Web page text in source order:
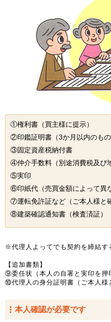
①権利書（買主様に提示）
②印鑑証明書（3か月以内のもの
③固定資産税納付書
④仲介手数料（別途消費税及び
⑤実印
⑥印紙代（売買金額によって異
⑦運転免許証など（ご本人様と
⑧建築確認通知書（検査済証）
※代理人よってでも契約を締結す
【追加書類】
⑨委任状（本人の自署と実印を押
⑩代理人の身分証明書（ご本人様
本人確認が必要です